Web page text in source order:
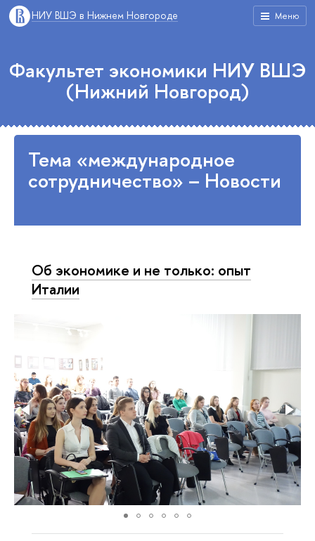
Меню
НИУ ВШЭ в Нижнем Новгороде
Факультет экономики НИУ ВШЭ
(Нижний Новгород)
Тема «международное
сотрудничество» – Новости
Об экономике и не только: опыт
Италии